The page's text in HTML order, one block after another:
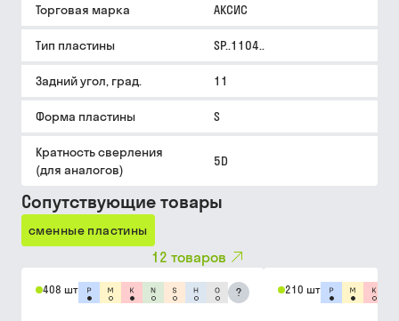
Торговая марка АКСИС
Тип пластины SP..1104..
Задний угол, град. 11
Форма пластины S
Кратность сверления
(для аналогов)
5D
Сопутствующие товары
сменные пластины
12 товаров
408 шт ? 210 шт